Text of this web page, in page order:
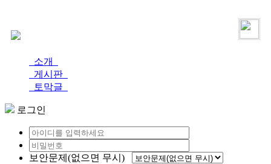
소개
게시판
토막글
로그인
보안문제(없으면 무시)